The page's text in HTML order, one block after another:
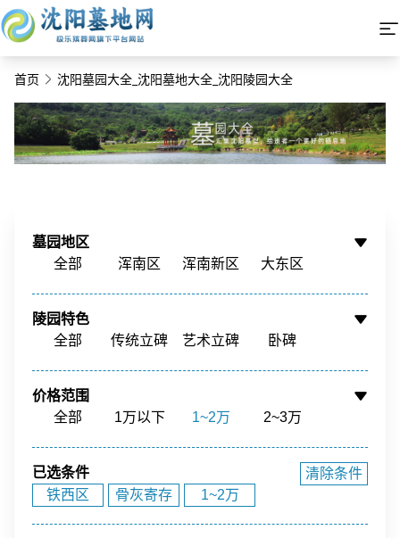
首页 沈阳墓园大全_沈阳墓地大全_沈阳陵园大全
墓园地区
全部
浑南区 浑南新区
大东区
铁西区
铁西新区 苏家屯区
沈北新区
辽中区
陵园特色
全部
传统立碑 艺术立碑
卧碑
树葬
壁葬 花坛葬
骨灰墙
骨灰寄存
价格范围
全部
1万以下 1~2万
2~3万
3~4万
4~5万 5~10万
10~15万
15~20万
已选条件
铁西区
骨灰寄存 1~2万
清除条件